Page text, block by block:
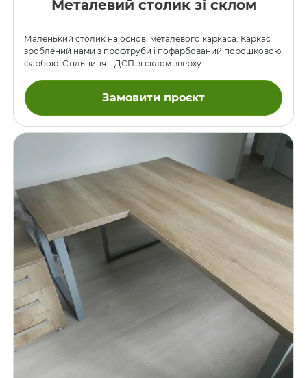
Металевий столик зі склом
Маленький столик на основі металевого каркаса. Каркас
зроблений нами з профтруби і пофарбований порошковою
фарбою. Стільниця – ДСП зі склом зверху.
Замовити проєкт